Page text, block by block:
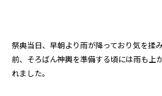
祭典当日、早朝より雨が降っており気を揉
前、そろばん神輿を準備する頃には雨も上
れました。